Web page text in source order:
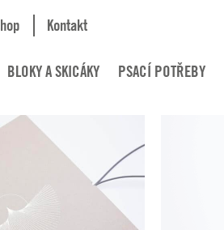
Kontakt
BLOKY A SKICÁKY PSACÍ POTŘEBY